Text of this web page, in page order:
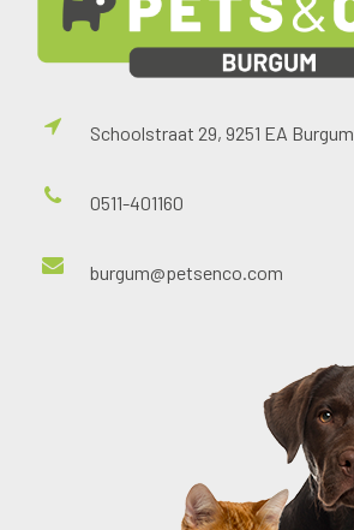
Schoolstraat 29, 9251 EA Burgum
0511-401160
burgum@petsenco.com